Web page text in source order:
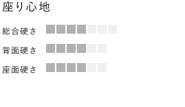
座り心地
総合硬さ
背面硬さ
座面硬さ